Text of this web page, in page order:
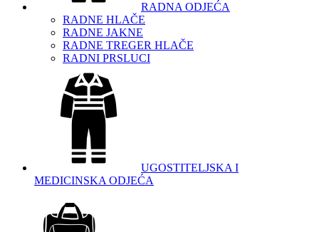
RADNA ODJEĆA
RADNE HLAČE
RADNE JAKNE
RADNE TREGER HLAČE
RADNI PRSLUCI
UGOSTITELJSKA I
MEDICINSKA ODJEĆA